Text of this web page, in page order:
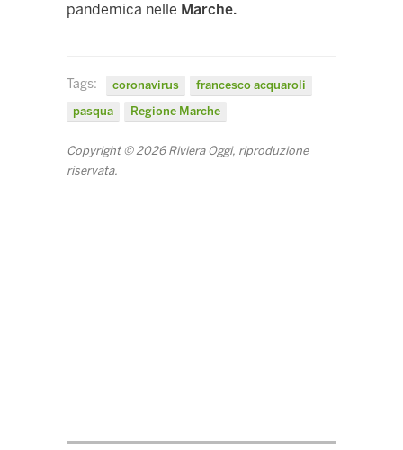
pandemica nelle Marche.
Tags: coronavirus
francesco acquaroli
pasqua
Regione Marche
Copyright © 2026 Riviera Oggi, riproduzione
riservata.